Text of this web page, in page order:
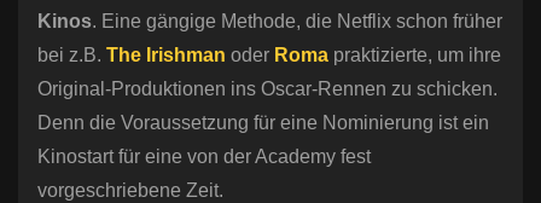
Kinos. Eine gängige Methode, die Netflix schon früher
bei z.B. The Irishman oder Roma praktizierte, um ihre
Original-Produktionen ins Oscar-Rennen zu schicken.
Denn die Voraussetzung für eine Nominierung ist ein
Kinostart für eine von der Academy fest
vorgeschriebene Zeit.